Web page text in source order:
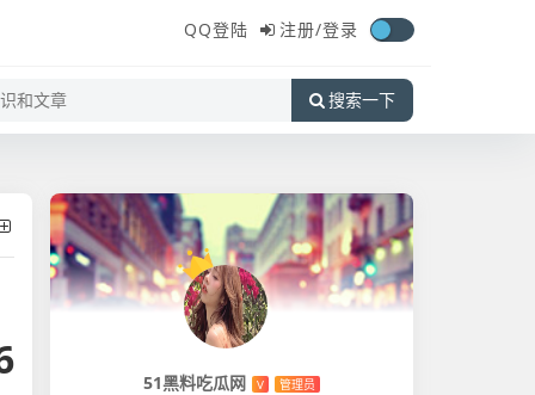
QQ登陆 注册/登录
搜索一下
51黑料吃瓜网 V 管理员